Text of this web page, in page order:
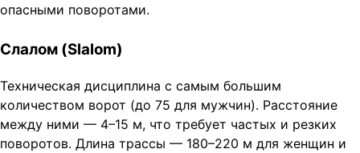
опасными поворотами.
Слалом (Slalom)
Техническая дисциплина с самым большим
количеством ворот (до 75 для мужчин). Расстояние
между ними — 4–15 м, что требует частых и резких
поворотов. Длина трассы — 180–220 м для женщин и